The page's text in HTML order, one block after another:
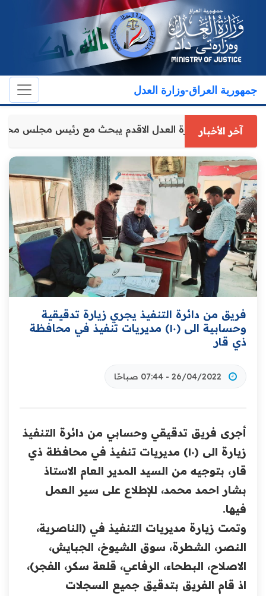
جمهورية العراق-وزارة العدل
آخر الأخباروكيل وزارة العدل الاقدم يبحث مع رئيس مجلس
فريق من دائرة التنفيذ يجري زيارة تدقيقية
وحسابية الى (١٠) مديريات تنفيذ في محافظة
ذي قار
26/04/2022 - 07:44 صباحًا
أجرى فريق تدقيقي وحسابي من دائرة التنفيذ
زيارة الى (١٠) مديريات تنفيذ في محافظة ذي
قار، بتوجيه من السيد المدير العام الاستاذ
بشار احمد محمد، للإطلاع على سير العمل
فيها.
وتمت زيارة مديريات التنفيذ في (الناصرية،
النصر، الشطرة، سوق الشيوخ، الجبايش،
الاصلاح، البطحاء، الرفاعي، قلعة سكر، الفجر)،
اذ قام الفريق بتدقيق جميع السجلات